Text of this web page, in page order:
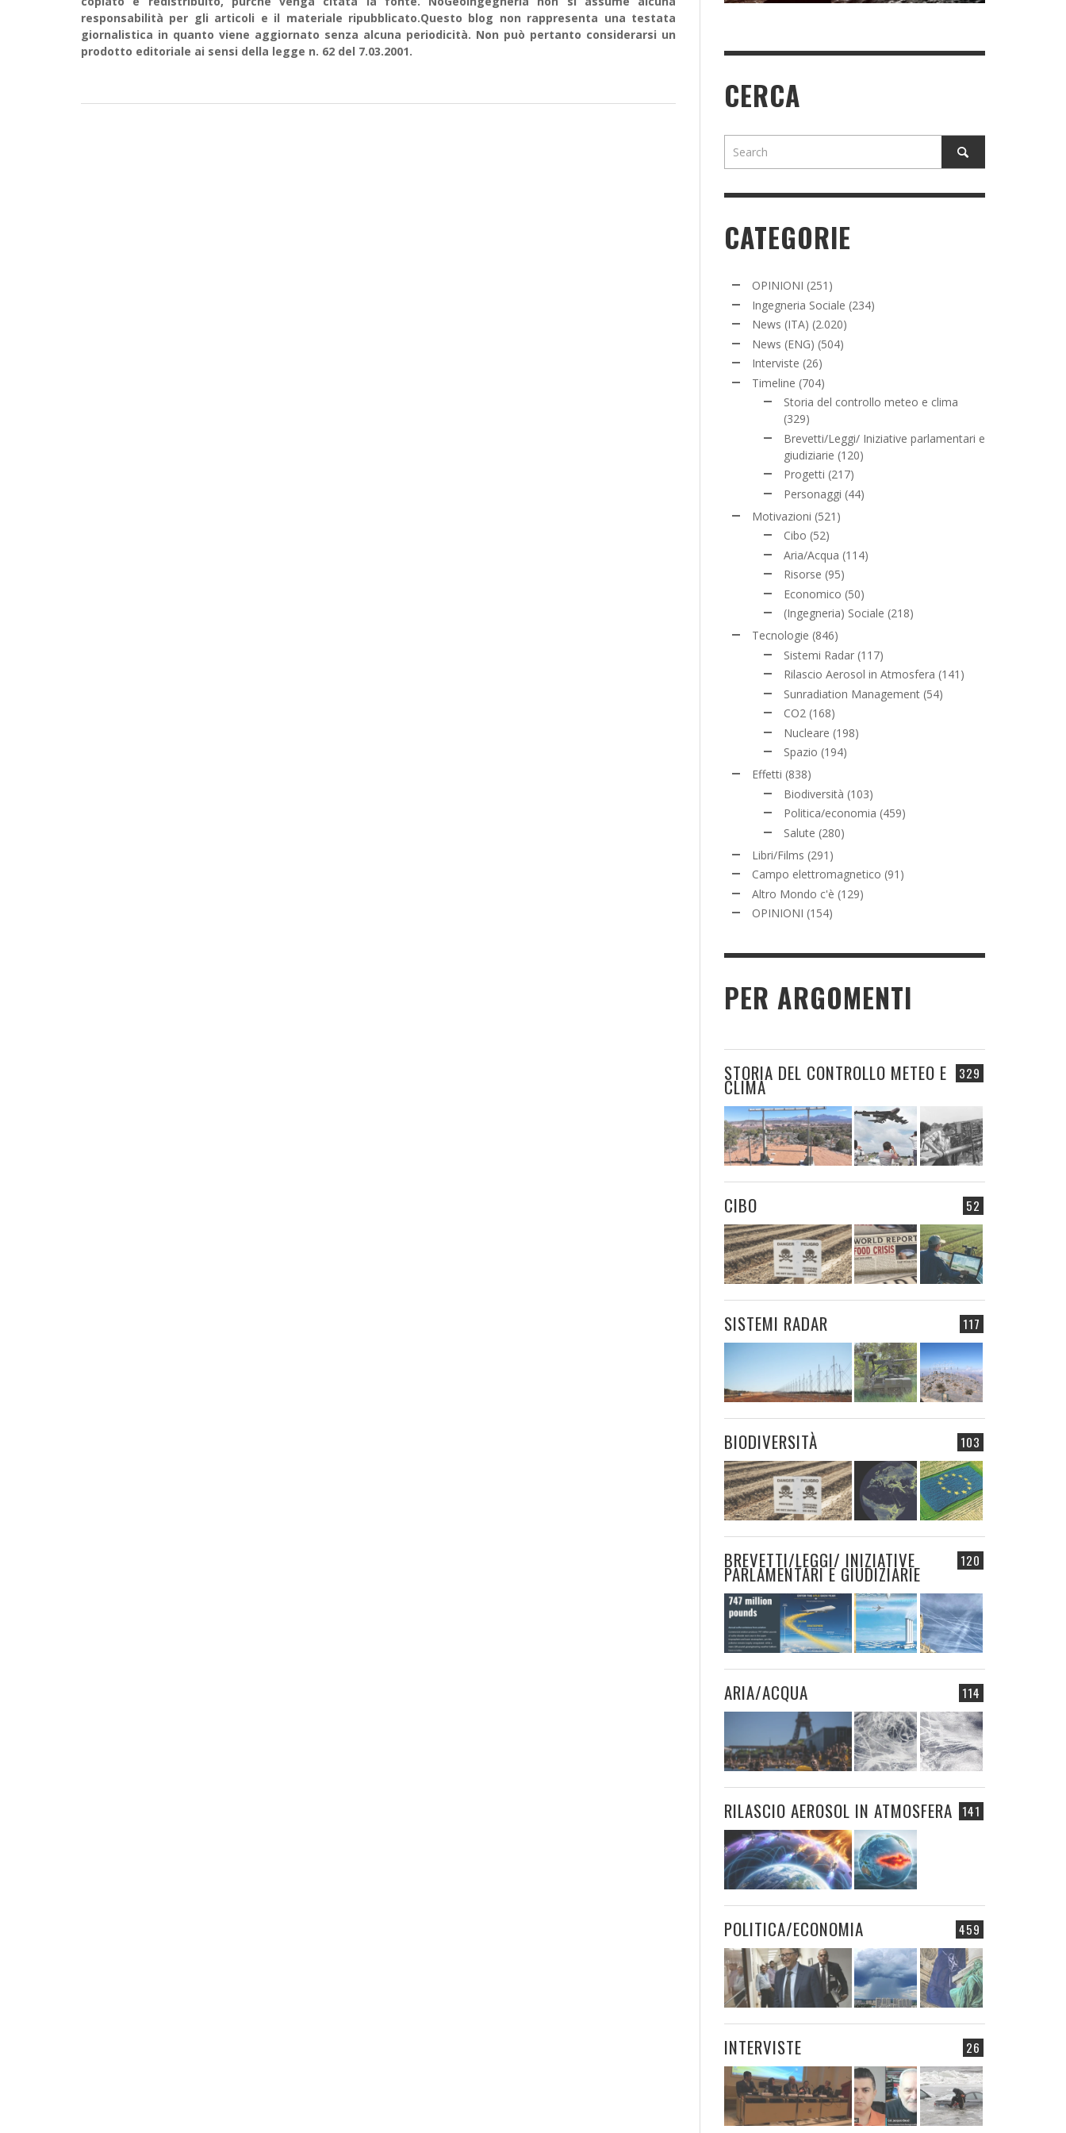
responsabilità per gli articoli e il materiale ripubblicato.Questo blog non rappresenta una testata
giornalistica in quanto viene aggiornato senza alcuna periodicità. Non può pertanto considerarsi un
prodotto editoriale ai sensi della legge n. 62 del 7.03.2001.
CERCA
CATEGORIE
OPINIONI (251)
Ingegneria Sociale (234)
News (ITA) (2.020)
News (ENG) (504)
Interviste (26)
Timeline (704)
Storia del controllo meteo e clima
(329)
Brevetti/Leggi/ Iniziative parlamentari e
giudiziarie (120)
Progetti (217)
Personaggi (44)
Motivazioni (521)
Cibo (52)
Aria/Acqua (114)
Risorse (95)
Economico (50)
(Ingegneria) Sociale (218)
Tecnologie (846)
Sistemi Radar (117)
Rilascio Aerosol in Atmosfera (141)
Sunradiation Management (54)
CO2 (168)
Nucleare (198)
Spazio (194)
Effetti (838)
Biodiversità (103)
Politica/economia (459)
Salute (280)
Libri/Films (291)
Campo elettromagnetico (91)
Altro Mondo c'è (129)
OPINIONI (154)
PER ARGOMENTI
329
STORIA DEL CONTROLLO METEO E
CLIMA
52
CIBO
117
SISTEMI RADAR
103
BIODIVERSITÀ
120
BREVETTI/LEGGI/ INIZIATIVE
PARLAMENTARI E GIUDIZIARIE
114
ARIA/ACQUA
141
RILASCIO AEROSOL IN ATMOSFERA
459
POLITICA/ECONOMIA
26
INTERVISTE